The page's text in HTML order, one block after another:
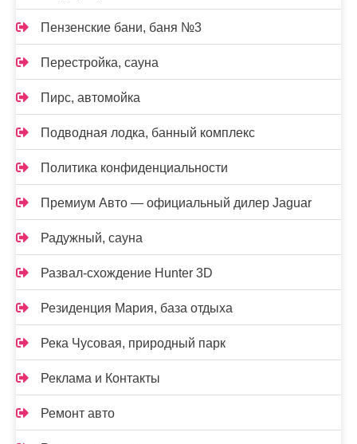
Пензенские бани, баня №3
Перестройка, сауна
Пирс, автомойка
Подводная лодка, банный комплекс
Политика конфиденциальности
Премиум Авто — официальный дилер Jaguar
Радужный, сауна
Развал-схождение Hunter 3D
Резиденция Мария, база отдыха
Река Чусовая, природный парк
Реклама и Контакты
Ремонт авто